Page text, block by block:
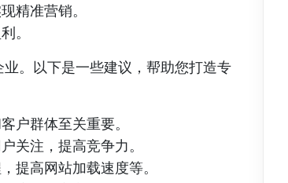
精准营销。
。
。以下是一些建议，帮助您打造专
户群体至关重要。
关注，提高竞争力。
提高网站加载速度等。